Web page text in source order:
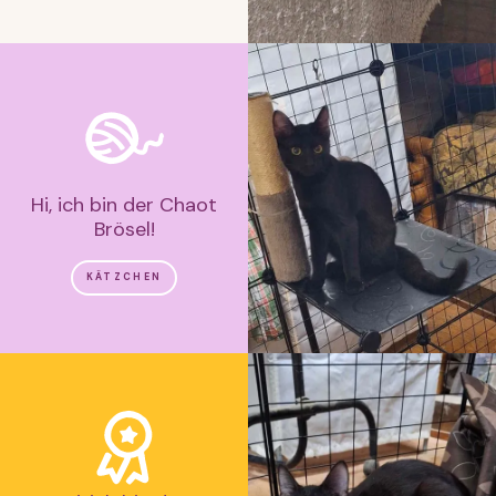
Hi, ich bin der Chaot
Brösel!
KÄTZCHEN